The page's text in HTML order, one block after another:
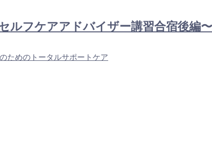
ルフケアアドバイザー講習合宿後編
ためのトータルサポートケア